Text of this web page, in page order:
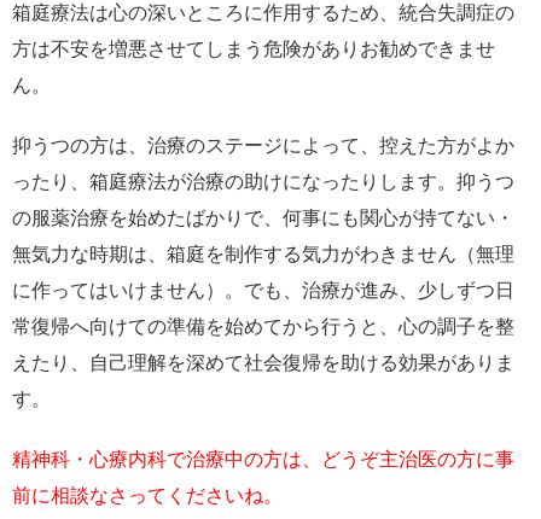
箱庭療法は心の深いところに作用するため、統合失調症の
方は不安を増悪させてしまう危険がありお勧めできませ
ん。
抑うつの方は、治療のステージによって、控えた方がよか
ったり、箱庭療法が治療の助けになったりします。抑うつ
の服薬治療を始めたばかりで、何事にも関心が持てない・
無気力な時期は、箱庭を制作する気力がわきません（無理
に作ってはいけません）。でも、治療が進み、少しずつ日
常復帰へ向けての準備を始めてから行うと、心の調子を整
えたり、自己理解を深めて社会復帰を助ける効果がありま
す。
精神科・心療内科で治療中の方は、どうぞ主治医の方に事
前に相談なさってくださいね。